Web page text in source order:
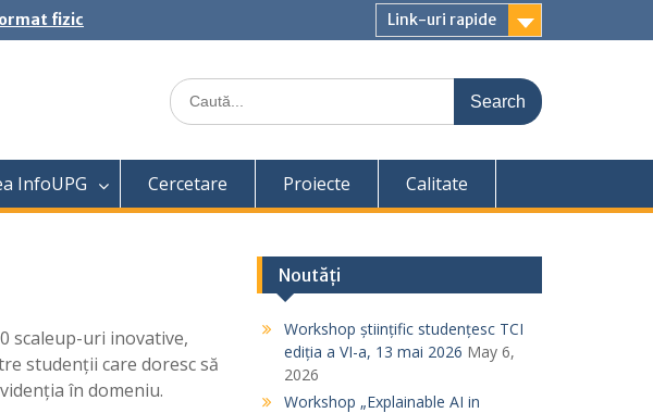
fizic Link-uri rapide
S
e
r
c
h
InfoUPG Cercetare Proiecte Calitate
scaleup-uri inovative,
studenții care doresc să
în domeniu.
Noutăți
Workshop științific studențesc TCI
ediția a VI-a, 13 mai 2026 May 6,
2026
Workshop „Explainable AI in